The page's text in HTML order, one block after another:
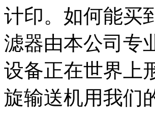
计印。如何能买
滤器由本公司专
设备正在世界上
旋输送机用我们